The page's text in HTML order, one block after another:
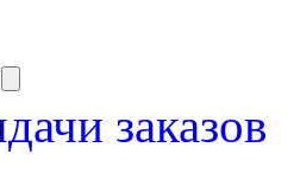
заказов